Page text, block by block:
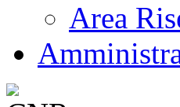
Area